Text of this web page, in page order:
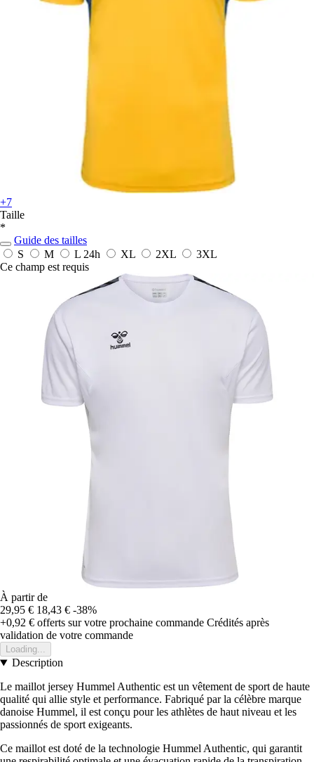
+7
Taille
*
Guide des tailles
S
M L 24h XL 2XL
3XL
Ce champ est requis
À partir de
29,95 € 18,43 € -38%
+0,92 € offerts sur votre prochaine commande Crédités après
validation de votre commande
Loading...
Description
Le maillot jersey Hummel Authentic est un vêtement de sport de haute
qualité qui allie style et performance. Fabriqué par la célèbre marque
danoise Hummel, il est conçu pour les athlètes de haut niveau et les
passionnés de sport exigeants.
Ce maillot est doté de la technologie Hummel Authentic, qui garantit